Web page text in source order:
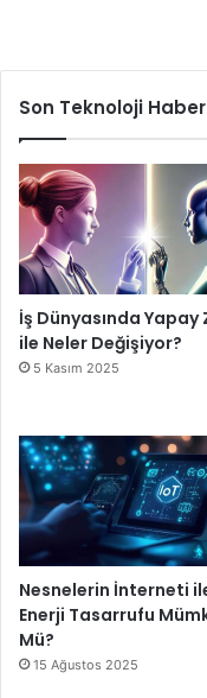
Son Teknoloji
İş Dünyasında Yapay
ile Neler Değişiyor?
5 Kasım 2025
Nesnelerin İnterneti
Enerji Tasarrufu
Mü?
15 Ağustos 2025